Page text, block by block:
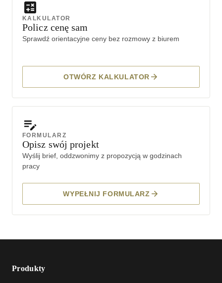
KALKULATOR
Policz cenę sam
Sprawdź orientacyjne ceny bez rozmowy z biurem
OTWÓRZ KALKULATOR
FORMULARZ
Opisz swój projekt
Wyślij brief, oddzwonimy z propozycją w godzinach
pracy
WYPEŁNIJ FORMULARZ
Produkty